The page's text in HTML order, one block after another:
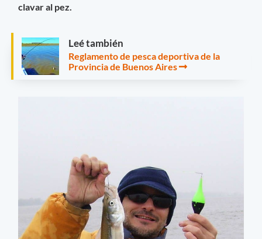
clavar al pez.
Leé también
Reglamento de pesca deportiva de la
Provincia de Buenos Aires